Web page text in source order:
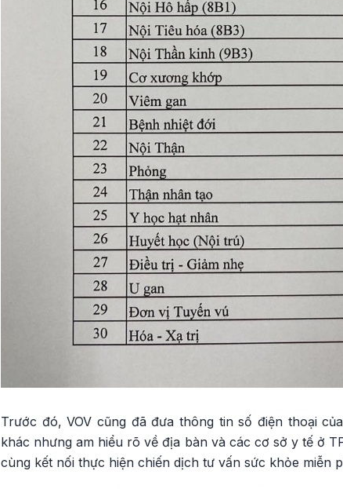
Trước đó, VOV cũng đã đưa thông tin số điện thoại
khác nhưng am hiểu rõ về địa bàn và các cơ sở y tế ở
cùng kết nối thực hiện chiến dịch tư vấn sức khỏe miễn